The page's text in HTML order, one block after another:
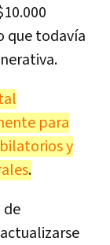
que todavía
para
y
.
de